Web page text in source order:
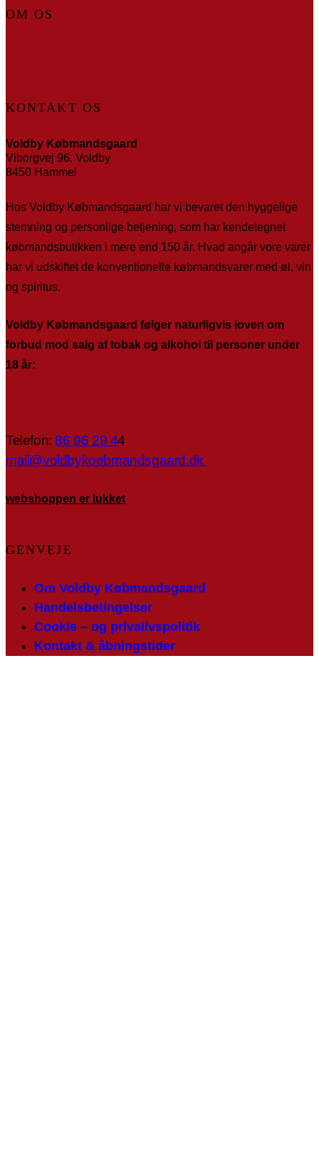
OM OS
KONTAKT OS
Voldby Købmandsgaard
Viborgvej 96, Voldby
8450 Hammel
Hos Voldby Købmandsgaard har vi bevaret den hyggelige
stemning og personlige betjening, som har kendetegnet
købmandsbutikken i mere end 150 år. Hvad angår vore varer
har vi udskiftet de konventionelle købmandsvarer med øl, vin
og spiritus.
Voldby Købmandsgaard følger naturligvis loven om
forbud mod salg af tobak og alkohol til personer under
18 år:
Telefon:86 96 29 44
mail@voldbykoebmandsgaard.dk
webshoppen er lukket
GENVEJE
Om Voldby Købmandsgaard
Handelsbetingelser
Cookie – og privalivspolitik
Kontakt & åbningstider